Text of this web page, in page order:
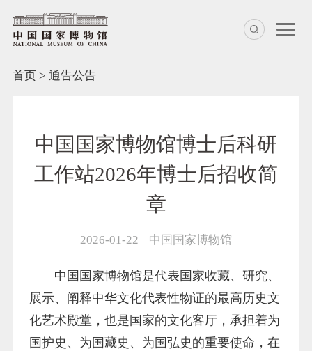
首页> 通告公告
中国国家博物馆博士后科研
工作站2026年博士后招收简
章
2026-01-22 中国国家博物馆
中国国家博物馆是代表国家收藏、研究、
展示、阐释中华文化代表性物证的最高历史文
化艺术殿堂，也是国家的文化客厅，承担着为
国护史、为国藏史、为国弘史的重要使命，在